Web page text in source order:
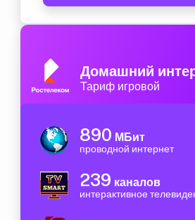
Домашний
Тариф игровой
890 МБит
проводной интернет
239 каналов
интерактивное